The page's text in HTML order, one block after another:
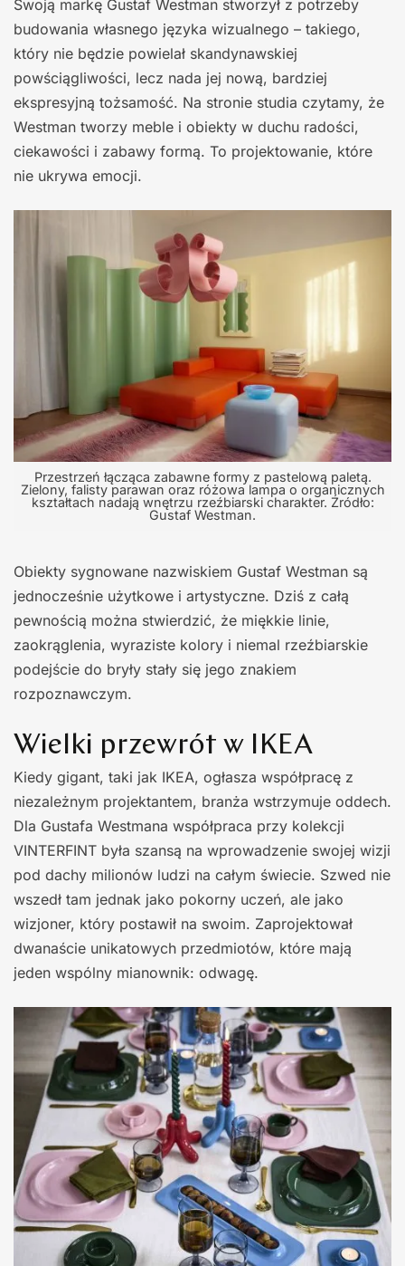
Swoją markę Gustaf Westman stworzył z potrzeby
budowania własnego języka wizualnego – takiego,
który nie będzie powielał skandynawskiej
powściągliwości, lecz nada jej nową, bardziej
ekspresyjną tożsamość. Na stronie studia czytamy, że
Westman tworzy meble i obiekty w duchu radości,
ciekawości i zabawy formą. To projektowanie, które
nie ukrywa emocji.
Przestrzeń łącząca zabawne formy z pastelową paletą.
Zielony, falisty parawan oraz różowa lampa o organicznych
kształtach nadają wnętrzu rzeźbiarski charakter. Źródło:
Gustaf Westman.
Obiekty sygnowane nazwiskiem Gustaf Westman są
jednocześnie użytkowe i artystyczne. Dziś z całą
pewnością można stwierdzić, że miękkie linie,
zaokrąglenia, wyraziste kolory i niemal rzeźbiarskie
podejście do bryły stały się jego znakiem
rozpoznawczym.
Wielki przewrót w IKEA
Kiedy gigant, taki jak IKEA, ogłasza współpracę z
niezależnym projektantem, branża wstrzymuje oddech.
Dla Gustafa Westmana współpraca przy kolekcji
VINTERFINT była szansą na wprowadzenie swojej wizji
pod dachy milionów ludzi na całym świecie. Szwed nie
wszedł tam jednak jako pokorny uczeń, ale jako
wizjoner, który postawił na swoim. Zaprojektował
dwanaście unikatowych przedmiotów, które mają
jeden wspólny mianownik: odwagę.